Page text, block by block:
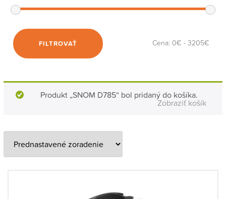
FILTROVAŤ Cena: 0€ - 3205€
Produkt „SNOM D785“ bol pridaný do košíka.
Zobraziť košík